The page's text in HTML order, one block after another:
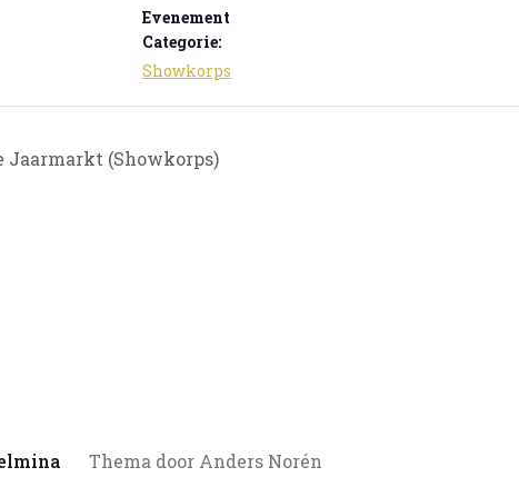
Evenement
Categorie:
Showkorps
Jaarmarkt (Showkorps)
Thema door Anders Norén